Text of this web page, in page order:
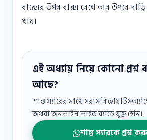
বাক্সের উপর বাক্স রেখে তার উপরে
খায়।
এই অধ্যায় নিয়ে কোনো প্রশ্ন
আছে?
শান্ত স্যারের সাথে সরাসরি
অথবা অনলাইন লাইভ ব্যাচে যুক্ত হোন।
শান্ত স্যারকে প্রশ্ন